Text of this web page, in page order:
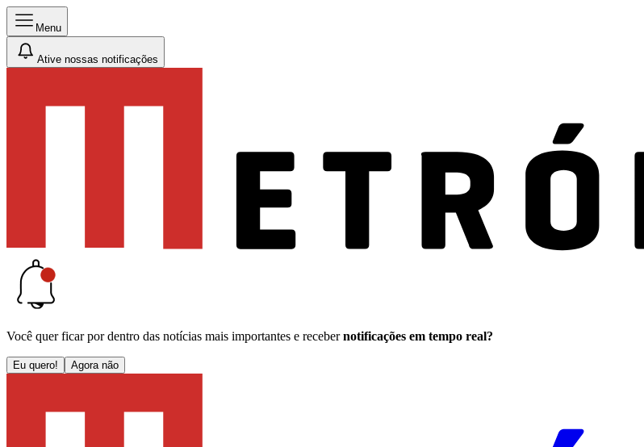
Menu
Ative nossas notificações
Você quer ficar por dentro das notícias mais importantes e receber notificações em tempo real?
Eu quero! Agora não